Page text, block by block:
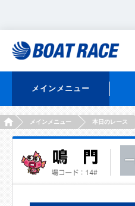
メインメニュー
HOMEメインメニュー 本日のレース